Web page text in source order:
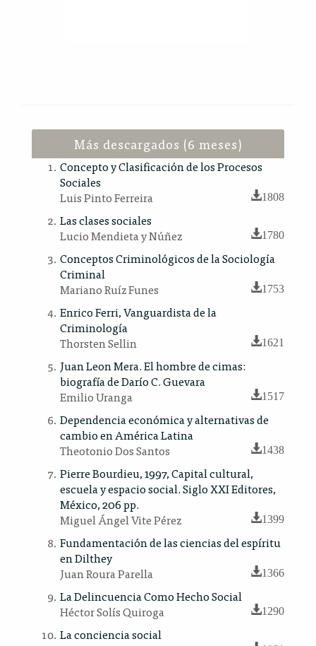
Más descargados (6 meses)
Concepto y Clasificación de los Procesos
Sociales
Luis Pinto Ferreira
1808
Las clases sociales
Lucio Mendieta y Núñez
1780
Conceptos Criminológicos de la Sociología
Criminal
Mariano Ruíz Funes
1753
Enrico Ferri, Vanguardista de la
Criminología
Thorsten Sellin
1621
Juan Leon Mera. El hombre de cimas:
biografía de Darío C. Guevara
Emilio Uranga
1517
Dependencia económica y alternativas de
cambio en América Latina
Theotonio Dos Santos
1438
Pierre Bourdieu, 1997, Capital cultural,
escuela y espacio social. Siglo XXI Editores,
México, 206 pp.
Miguel Ángel Vite Pérez
1399
Fundamentación de las ciencias del espíritu
en Dilthey
Juan Roura Parella
1366
La Delincuencia Como Hecho Social
Héctor Solís Quiroga
1290
La conciencia social